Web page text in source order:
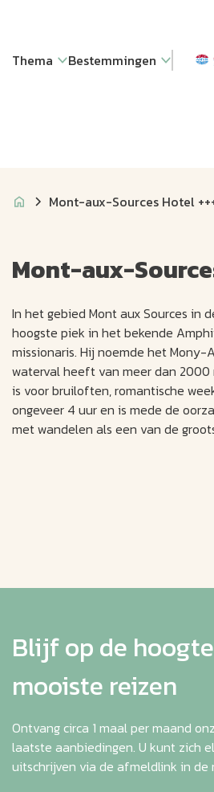
Thema Bestemmingen
Mont-aux-Sources Hotel
Mont-aux-
In het gebied Mont aux Sources in
hoogste piek in het bekende
missionaris. Hij noemde het Mony-
waterval heeft van meer dan 2000
is voor bruiloften, romantische
ongeveer 4 uur en is mede de
met wandelen als een van de
Blijf op de
mooiste reizen
Ontvang circa 1 maal per maand
laatste aanbiedingen. U kunt zich
uitschrijven via de afmeldlink in de